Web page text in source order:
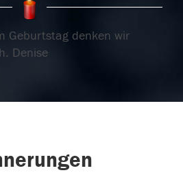
Geburtstag denken wir
Denise